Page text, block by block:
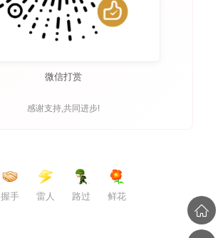
微信打赏
感谢支持,共同进步!
握手 雷人 路过 鲜花